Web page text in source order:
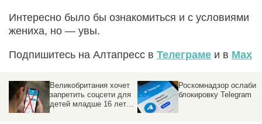
Интересно было бы ознакомиться и с условиями
жениха, но — увы.
Подпишитесь на Алтапресс в Телеграме и в Max
Великобритания хочет
запретить соцсети для
детей младше 16 лет в
Роскомнадзор ослабил
блокировку Telegram